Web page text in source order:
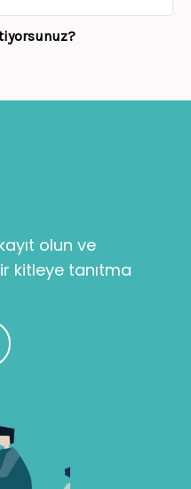
olun ve
kitleye tanıtma